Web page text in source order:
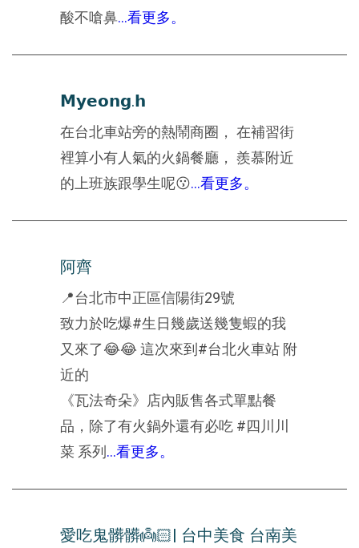
酸不嗆鼻...看更多。
𝗠𝘆𝗲𝗼𝗻𝗴.𝗵
在台北車站旁的熱鬧商圈， 在補習街
裡算小有人氣的火鍋餐廳， 羨慕附近
的上班族跟學生呢😗...看更多。
阿齊
📍台北市中正區信陽街29號
致力於吃爆#生日幾歲送幾隻蝦的我
又來了😂😂 這次來到#台北火車站 附
近的
《瓦法奇朵》店內販售各式單點餐
品，除了有火鍋外還有必吃 #四川川
菜 系列 ...看更多。
愛吃鬼髒髒👼🏻| 台中美食 台南美